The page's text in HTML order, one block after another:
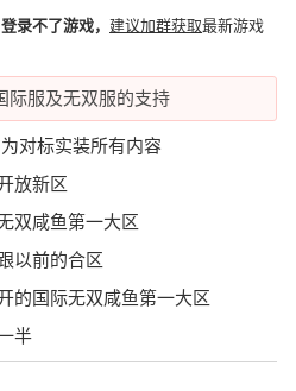
录不了游戏， 建议加群获取最新游戏
际服及无双服的支持
对标实装所有内容
放新区
双咸鱼第一大区
以前的合区
的国际无双咸鱼第一大区
半